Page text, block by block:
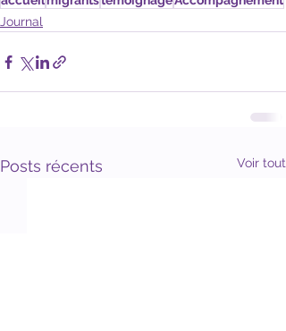
Journal
Posts récents Voir tout